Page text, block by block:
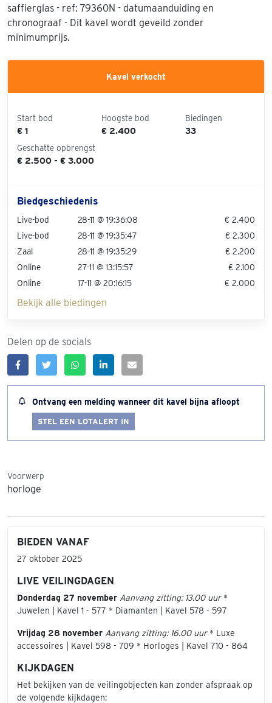
saffierglas - ref: 79360N - datumaanduiding en
chronograaf - Dit kavel wordt geveild zonder
minimumprijs.
Kavel verkocht
Start bod
€ 1
Hoogste bod
€ 2.400
Biedingen
33
Geschatte opbrengst
€ 2.500 - € 3.000
Biedgeschiedenis
Live-bod 28-11 @ 19:36:08
€ 2.400
Live-bod
28-11 @ 19:35:47
€ 2.300
Zaal
28-11 @ 19:35:29
€ 2.200
Online
27-11 @ 13:15:57
€ 2.100
Online
17-11 @ 20:16:15 € 2.000
Bekijk alle biedingen
Delen op de socials
Ontvang een melding wanneer dit kavel bijna afloopt
STEL EEN LOTALERT IN
Voorwerp
horloge
BIEDEN VANAF
27 oktober 2025
LIVE VEILINGDAGEN
Donderdag 27 november Aanvang zitting: 13.00 uur*
Juwelen | Kavel 1 - 577 * Diamanten | Kavel 578 - 597
Vrijdag 28 november Aanvang zitting: 16.00 uur* Luxe
accessoires | Kavel 598 - 709 * Horloges | Kavel 710 - 864
KIJKDAGEN
Het bekijken van de veilingobjecten kan zonder afspraak op
de volgende kijkdagen: